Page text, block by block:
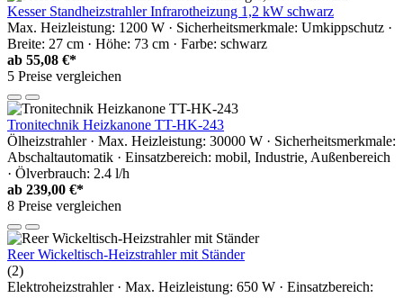
Kesser Standheizstrahler Infrarotheizung 1,2 kW schwarz
Max. Heizleistung: 1200 W · Sicherheitsmerkmale: Umkippschutz ·
Breite: 27 cm · Höhe: 73 cm · Farbe: schwarz
ab 55,08 €*
5 Preise vergleichen
Tronitechnik Heizkanone TT-HK-243
Ölheizstrahler · Max. Heizleistung: 30000 W · Sicherheitsmerkmale:
Abschaltautomatik · Einsatzbereich: mobil, Industrie, Außenbereich
· Ölverbrauch: 2.4 l/h
ab 239,00 €*
8 Preise vergleichen
Reer Wickeltisch-Heizstrahler mit Ständer
(2)
Elektroheizstrahler · Max. Heizleistung: 650 W · Einsatzbereich: